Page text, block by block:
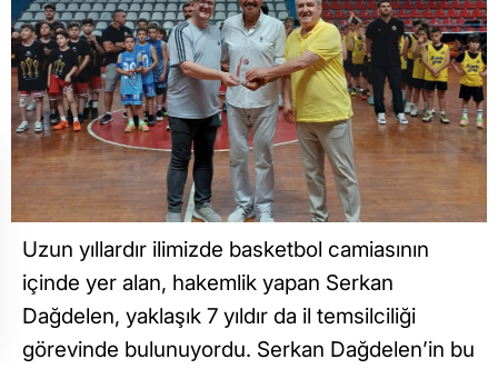
Uzun yıllardır ilimizde basketbol camiasının
içinde yer alan, hakemlik yapan Serkan
Dağdelen, yaklaşık 7 yıldır da il temsilciliği
görevinde bulunuyordu. Serkan Dağdelen’in bu